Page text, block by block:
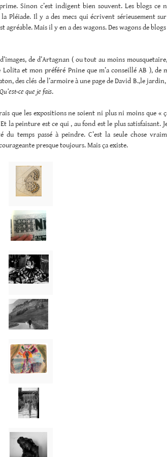
Sinon c’est indigent bien souvent. Les blogs ce
Pléiade. Il y a des mecs qui écrivent sérieusement
agréable. Mais il y en a des wagons. Des wagons de
de d’Artagnan ( ou tout au moins
et mon préféré Pnine que m’a conseillé AB ), de
des clés de l’armoire à une page de David B.,le jardin,
Qu’est-ce que je fais.
que les expositions ne soient ni plus ni moins que «
la peinture est ce qui , au fond est le plus satisfaisant.
temps passé à peindre. C’est la seule chose
presque toujours. Mais ça existe.